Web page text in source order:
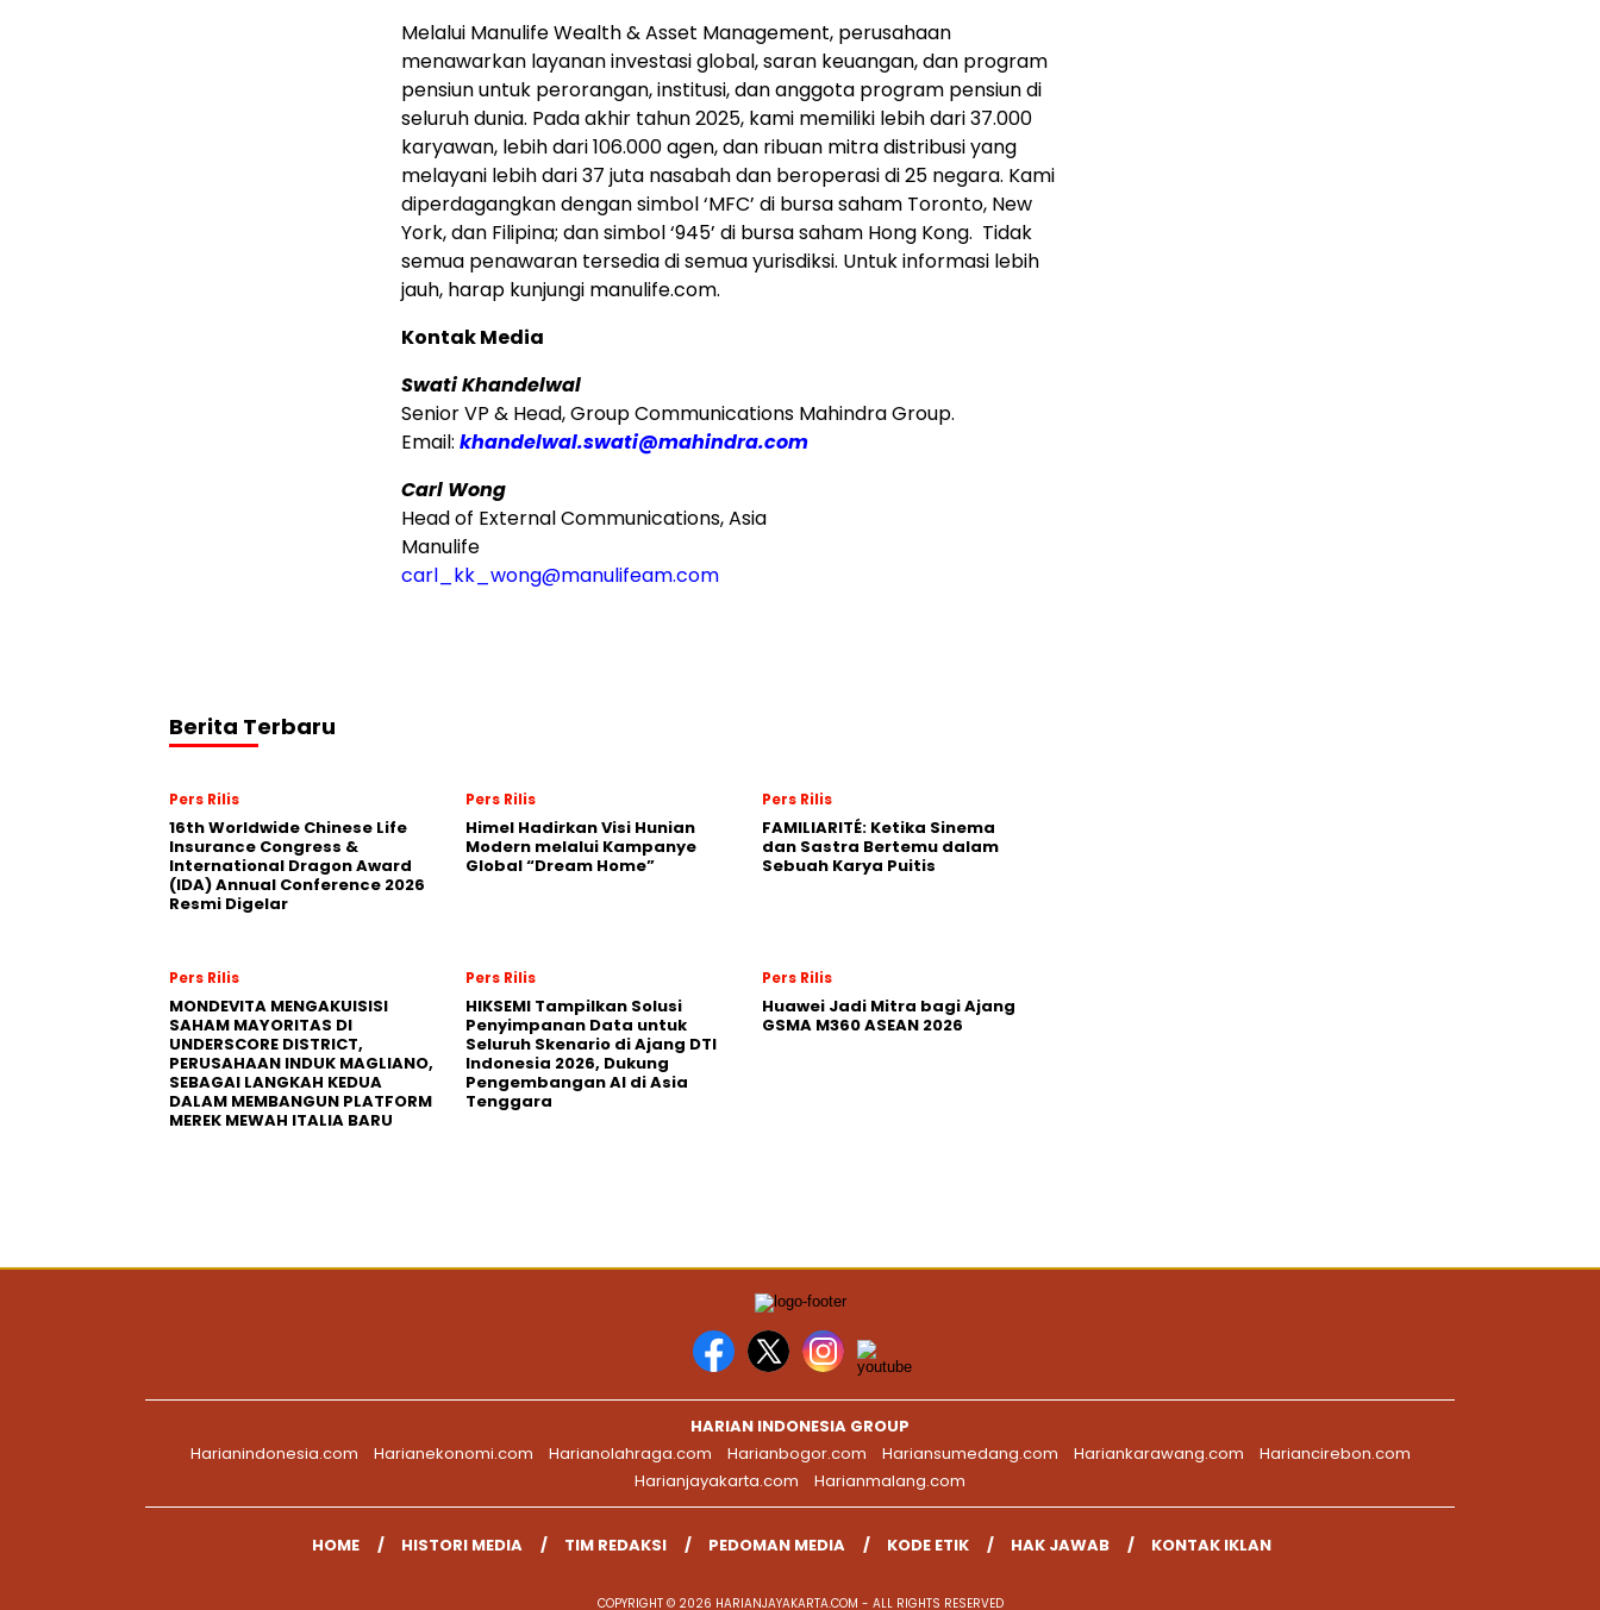
Melalui Manulife Wealth & Asset Management, perusahaan
menawarkan layanan investasi global, saran keuangan, dan program
pensiun untuk perorangan, institusi, dan anggota program pensiun di
seluruh dunia. Pada akhir tahun 2025, kami memiliki lebih dari 37.000
karyawan, lebih dari 106.000 agen, dan ribuan mitra distribusi yang
melayani lebih dari 37 juta nasabah dan beroperasi di 25 negara. Kami
diperdagangkan dengan simbol ‘MFC’ di bursa saham Toronto, New
York, dan Filipina; dan simbol ‘945’ di bursa saham Hong Kong. Tidak
semua penawaran tersedia di semua yurisdiksi. Untuk informasi lebih
jauh, harap kunjungi manulife.com.
Kontak Media
Swati Khandelwal
Senior VP & Head, Group Communications Mahindra Group.
Email: khandelwal.swati@mahindra.com
Carl Wong
Head of External Communications, Asia
Manulife
carl_kk_wong@manulifeam.com
Berita Terbaru
Pers Rilis
16th Worldwide Chinese Life
Insurance Congress &
International Dragon Award
(IDA) Annual Conference 2026
Resmi Digelar
Pers Rilis
Himel Hadirkan Visi Hunian
Modern melalui Kampanye
Global “Dream Home”
Pers Rilis
FAMILIARITÉ: Ketika Sinema
dan Sastra Bertemu dalam
Sebuah Karya Puitis
Pers Rilis
MONDEVITA MENGAKUISISI
SAHAM MAYORITAS DI
UNDERSCORE DISTRICT,
PERUSAHAAN INDUK MAGLIANO,
SEBAGAI LANGKAH KEDUA
DALAM MEMBANGUN PLATFORM
MEREK MEWAH ITALIA BARU
Pers Rilis
HIKSEMI Tampilkan Solusi
Penyimpanan Data untuk
Seluruh Skenario di Ajang DTI
Indonesia 2026, Dukung
Pengembangan AI di Asia
Tenggara
Pers Rilis
Huawei Jadi Mitra bagi Ajang
GSMA M360 ASEAN 2026
HARIAN INDONESIA GROUP
Harianindonesia.com
Harianekonomi.com Harianolahraga.com Harianbogor.com Hariansumedang.com Hariankarawang.com
Hariancirebon.com
Harianjayakarta.com
Harianmalang.com
HOME HISTORI MEDIA TIM REDAKSI PEDOMAN MEDIA KODE ETIK HAK JAWAB KONTAK IKLAN
COPYRIGHT © 2026 HARIANJAYAKARTA.COM - ALL RIGHTS RESERVED